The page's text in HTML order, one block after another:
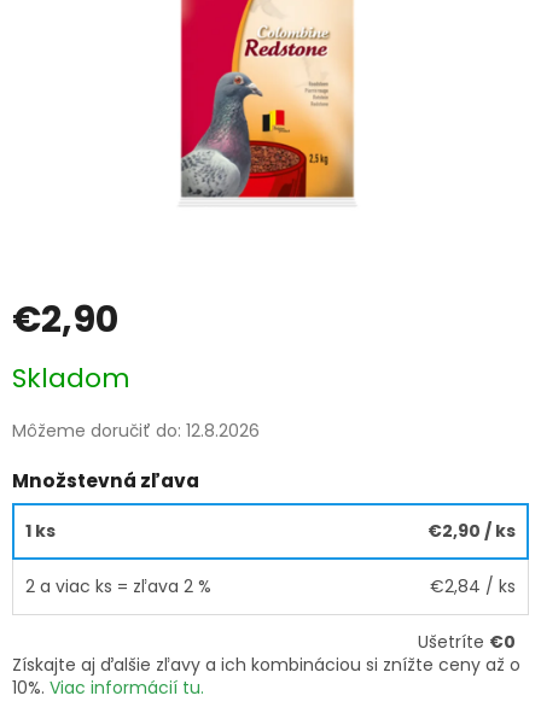
€2,90
cena:
Skladom
Môžeme doručiť do: 12.8.2026
Množstevná zľava
1 ks €2,90 / ks
2 a viac ks = zľava 2 % €2,84 / ks
Ušetríte €0
Získajte aj ďalšie zľavy a ich kombináciou si znížte ceny až o
10%. Viac informácií tu.